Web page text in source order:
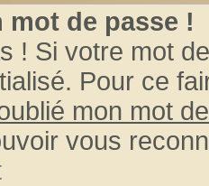
de passe !
! Si votre mot
Pour ce
mon mot
vous